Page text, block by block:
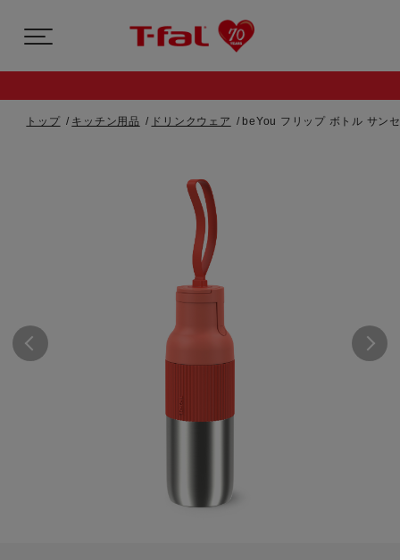
トップ キッチン用品 ドリンクウェア beYou フリップ ボトル サン